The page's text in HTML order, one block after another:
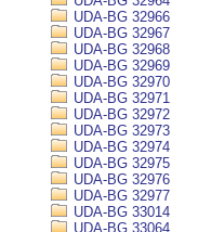
UDA-BG 32966
UDA-BG 32967
UDA-BG 32968
UDA-BG 32969
UDA-BG 32970
UDA-BG 32971
UDA-BG 32972
UDA-BG 32973
UDA-BG 32974
UDA-BG 32975
UDA-BG 32976
UDA-BG 32977
UDA-BG 33014
UDA-BG 33064